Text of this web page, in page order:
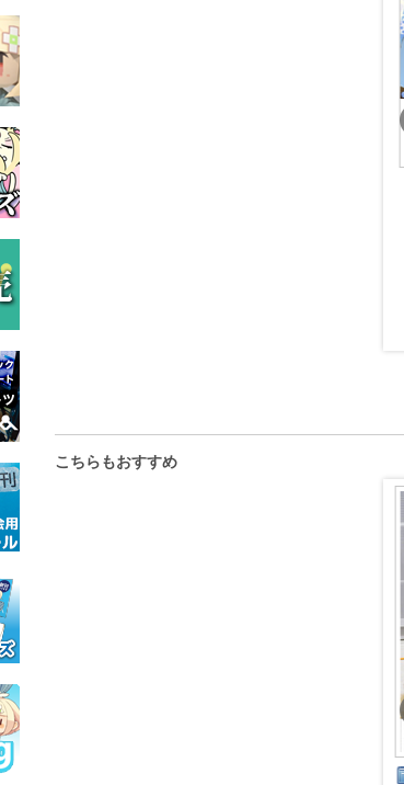
日曜日のペンギンソーダ
こちらもおすすめ
イゴーロナク クリアカラ